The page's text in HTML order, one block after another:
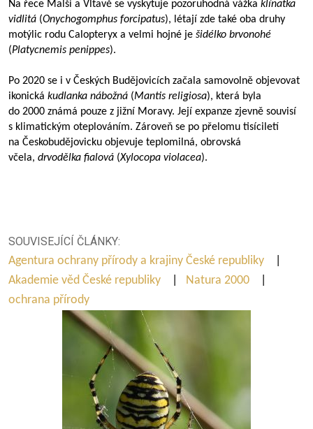
Na řece Malši a Vltavě se vyskytuje pozoruhodná vážka klínatka
vidlitá (Onychogomphus forcipatus), létají zde také oba druhy
motýlic rodu Calopteryx a velmi hojné je šidélko brvonohé
(Platycnemis penippes).
Po 2020 se i v Českých Budějovicích začala samovolně objevovat
ikonická kudlanka nábožná (Mantis religiosa), která byla
do 2000 známá pouze z jižní Moravy. Její expanze zjevně souvisí
s klimatickým oteplováním. Zároveň se po přelomu tisíciletí
na Českobudějovicku objevuje teplomilná, obrovská
včela, drvodělka fialová (Xylocopa violacea).
SOUVISEJÍCÍ ČLÁNKY:
Agentura ochrany přírody a krajiny České republiky
Akademie věd České republiky
Natura 2000
ochrana přírody